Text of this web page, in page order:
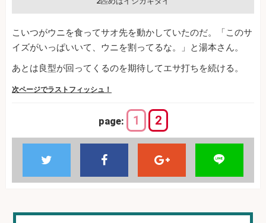
こいつがウニを食ってサオ先を動かしていたのだ。「このサ
イズがいっぱいいて、ウニを割ってるな。」と湯本さん。
あとは良型が回ってくるのを期待してエサ打ちを続ける。
次ページでラストフィッシュ！
page: 1 2